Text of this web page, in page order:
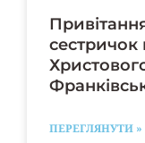
сестричок
ПЕРЕГЛЯНУТИ »